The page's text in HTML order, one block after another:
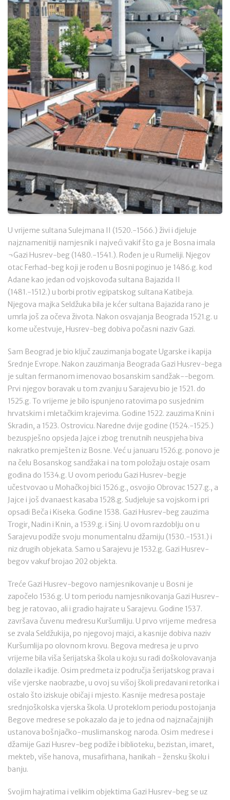
U vrijeme sultana Sulejmana II (1520.-1566.) živi i djeluje
najznamenitiji namjesnik i najveći vakif što ga je Bosna imala
¬Gazi Husrev-beg (1480.-1541.). Rođen je u Rumeliji. Njegov
otac Ferhad-beg koji je rođen u Bosni poginuo je 1486.g. kod
Adane kao jedan od vojskovođa sultana Bajazida II
(1481.-1512.) u borbi protiv egipatskog sultana Katibeja.
Njegova majka Seldžuka bila je kćer sultana Bajazida rano je
umrla još za očeva života. Nakon osvajanja Beograda 1521.g. u
kome učestvuje, Husrev-beg dobiva počasni naziv Gazi.
Sam Beograd je bio ključ zauzimanja bogate Ugarske i kapija
Srednje Evrope. Nakon zauzimanja Beograda Gazi Husrev-bega
je sultan fermanom imenovao bosanskim sandžak--begom.
Prvi njegov boravak u tom zvanju u Sarajevu bio je 1521. do
1525.g. To vrijeme je bilo ispunjeno ratovima po susjednim
hrvatskim i mletačkim krajevima. Godine 1522. zauzima Knin i
Skradin, a 1523. Ostrovicu. Naredne dvije godine (1524.-1525.)
bezuspješno opsjeda Jajce i zbog trenutnih neuspjeha biva
nakratko premješten iz Bosne. Već u januaru 1526.g. ponovo je
na čelu Bosanskog sandžaka i na tom položaju ostaje osam
godina do 1534.g. U ovom periodu Gazi Husrev-begje
učestvovao u Mohačkoj bici 1526.g., osvojio Obrovac 1527.g., a
Jajce i još dvanaest kasaba 1528.g. Sudjeluje sa vojskom i pri
opsadi Beča i Kiseka. Godine 1538. Gazi Husrev-beg zauzima
Trogir, Nadin i Knin, a 1539.g. i Sinj. U ovom razdoblju on u
Sarajevu podiže svoju monumentalnu džamiju (1530.-1531.) i
niz drugih objekata. Samo u Sarajevu je 1532.g. Gazi Husrev-
begov vakuf brojao 202 objekta.
Treće Gazi Husrev-begovo namjesnikovanje u Bosni je
započelo 1536.g. U tom periodu namjesnikovanja Gazi Husrev-
beg je ratovao, ali i gradio hajrate u Sarajevu. Godine 1537.
završava čuvenu medresu Kuršumliju. U prvo vrijeme medresa
se zvala Seldžukija, po njegovoj majci, a kasnije dobiva naziv
Kuršumlija po olovnom krovu. Begova medresa je u prvo
vrijeme bila viša šerijatska škola u koju su radi doškolovavanja
dolazile i kadije. Osim predmeta iz područja šerijatskog prava i
više vjerske naobrazbe, u ovoj su višoj školi predavani retorika i
ostalo što iziskuje običaj i mjesto. Kasnije medresa postaje
srednjoškolska vjerska škola. U proteklom periodu postojanja
Begove medrese se pokazalo da je to jedna od najznačajnijih
ustanova bošnjačko-muslimanskog naroda. Osim medrese i
džamije Gazi Husrev-beg podiže i biblioteku, bezistan, imaret,
mekteb, više hanova, musafirhana, hanikah - žensku školu i
banju.
Svojim hajratima i velikim objektima Gazi Husrev-beg se uz